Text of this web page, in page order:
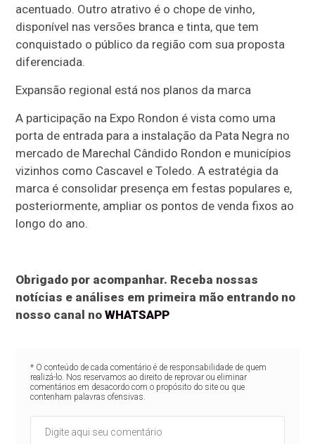
acentuado. Outro atrativo é o chope de vinho,
disponível nas versões branca e tinta, que tem
conquistado o público da região com sua proposta
diferenciada.
Expansão regional está nos planos da marca
A participação na Expo Rondon é vista como uma
porta de entrada para a instalação da Pata Negra no
mercado de Marechal Cândido Rondon e municípios
vizinhos como Cascavel e Toledo. A estratégia da
marca é consolidar presença em festas populares e,
posteriormente, ampliar os pontos de venda fixos ao
longo do ano.
Obrigado por acompanhar. Receba nossas
notícias e análises em primeira mão entrando no
nosso canal noWHATSAPP
* O conteúdo de cada comentário é de responsabilidade de quem
realizá-lo. Nos reservamos ao direito de reprovar ou eliminar
comentários em desacordo com o propósito do site ou que
contenham palavras ofensivas.